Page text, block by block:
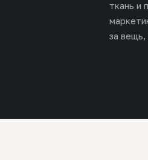
ткань и
за вещь,